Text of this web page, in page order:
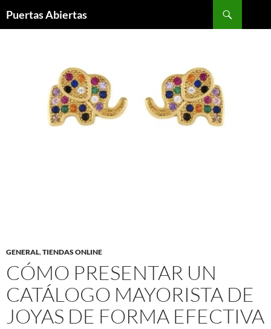
Puertas Abiertas
GENERAL,TIENDAS ONLINE
CÓMO PRESENTAR UN
CATÁLOGO MAYORISTA DE
JOYAS DE FORMA EFECTIVA